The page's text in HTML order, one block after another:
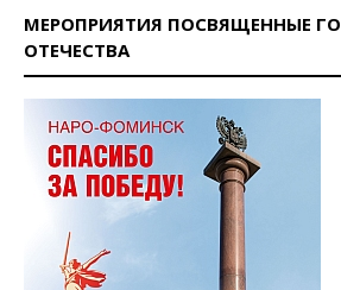
МЕРОПРИЯТИЯ ПОСВЯЩЕННЫЕ
ОТЕЧЕСТВА